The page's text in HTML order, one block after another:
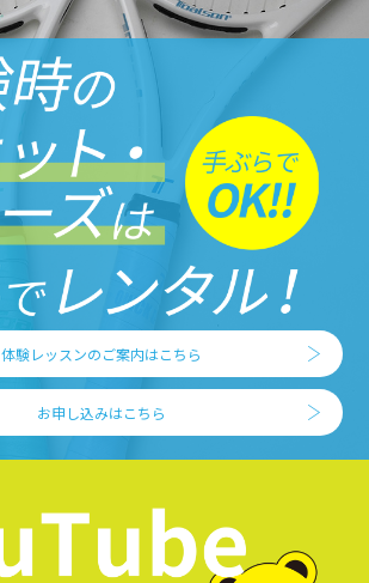
体験レッスンのご案内はこちら
お申し込みはこちら